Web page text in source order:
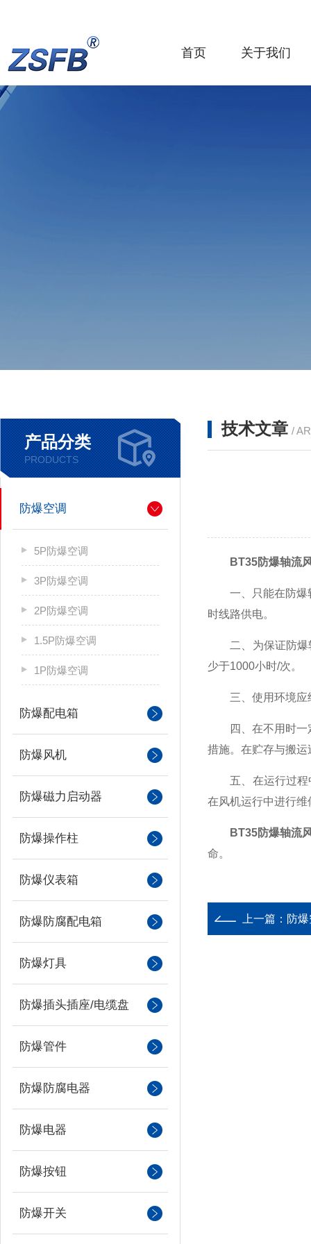
首页 关于我们
产品分类
PRODUCTS
防爆空调
5P防爆空调
3P防爆空调
2P防爆空调
1.5P防爆空调
1P防爆空调
防爆配电箱
防爆风机
防爆磁力启动器
防爆操作柱
防爆仪表箱
防爆防腐配电箱
防爆灯具
防爆插头插座/电缆盘
防爆管件
防爆防腐电器
防爆电器
防爆按钮
防爆开关
技术文章 /
BT35防爆轴流
一、只能在防爆轴
时线路供电。
二、为保证防爆轴
少于1000小时/次。
三、使用环境应经
四、在不用时一定
措施。在贮存与搬
五、在运行过程中
在风机运行中进行
BT35防爆轴流
命。
上一篇： 防